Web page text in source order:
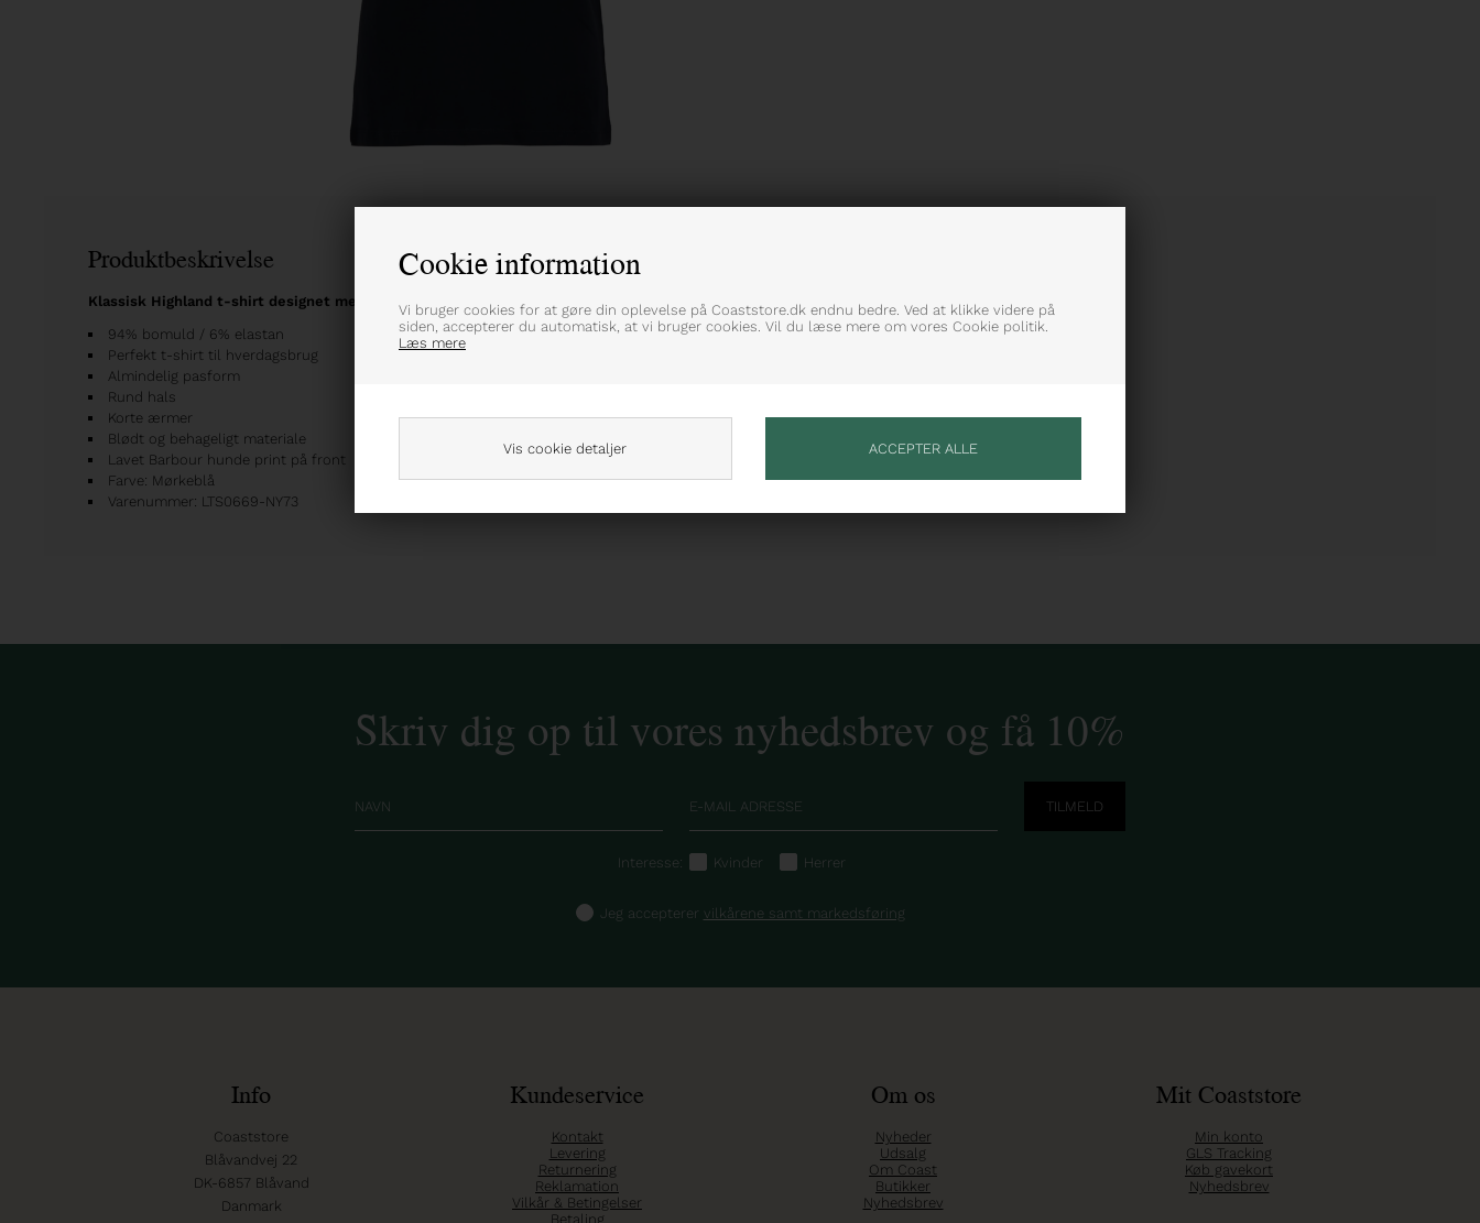
Cookie information
Vi bruger cookies for at gøre din oplevelse på Coaststore.dk endnu bedre. Ved at klikke videre på
siden, accepterer du automatisk, at vi bruger cookies. Vil du læse mere om vores Cookie politik.
Læs mere
Vis cookie detaljer
Produktbeskrivelse
Klassisk Highland t-shirt designet med grafisk print på front
94% bomuld / 6% elastan
Perfekt t-shirt til hverdagsbrug
Almindelig pasform
Rund hals
Korte ærmer
Blødt og behageligt materiale
Lavet Barbour hunde print på front
Farve: Mørkeblå
Varenummer: LTS0669-NY73
Skriv dig op til vores nyhedsbrev og få 10%
Interesse: Kvinder Herrer
Jeg accepterer vilkårene samt markedsføring
Info
Coaststore
Blåvandvej 22
DK-6857 Blåvand
Danmark
Kundeservice
Kontakt
Levering
Returnering
Reklamation
Vilkår & Betingelser
Betaling
Om os
Nyheder
Udsalg
Om Coast
Butikker
Nyhedsbrev
Mit Coaststore
Min konto
GLS Tracking
Køb gavekort
Nyhedsbrev